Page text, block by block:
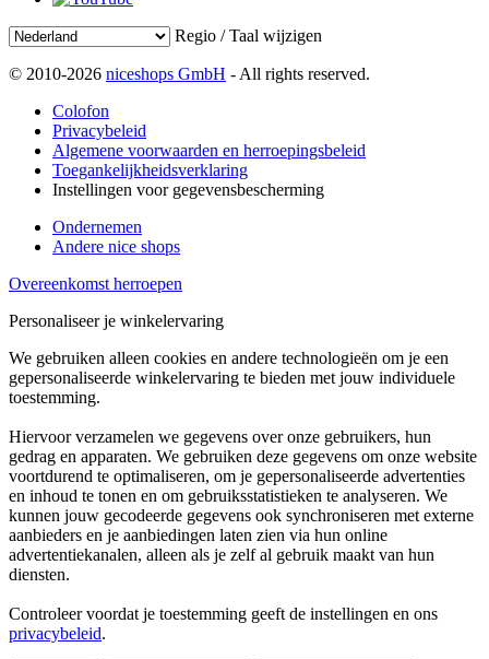
Regio / Taal wijzigen
© 2010-2026 niceshops GmbH - All rights reserved.
Colofon
Privacybeleid
Algemene voorwaarden en herroepingsbeleid
Toegankelijkheidsverklaring
Instellingen voor gegevensbescherming
Ondernemen
Andere nice shops
Overeenkomst herroepen
Personaliseer je winkelervaring
We gebruiken alleen cookies en andere technologieën om je een
gepersonaliseerde winkelervaring te bieden met jouw individuele
toestemming.
Hiervoor verzamelen we gegevens over onze gebruikers, hun
gedrag en apparaten. We gebruiken deze gegevens om onze website
voortdurend te optimaliseren, om je gepersonaliseerde advertenties
en inhoud te tonen en om gebruiksstatistieken te analyseren. We
kunnen jouw gecodeerde gegevens ook synchroniseren met externe
aanbieders en je aanbiedingen laten zien via hun online
advertentiekanalen, alleen als je zelf al gebruik maakt van hun
diensten.
Controleer voordat je toestemming geeft de instellingen en ons
privacybeleid.